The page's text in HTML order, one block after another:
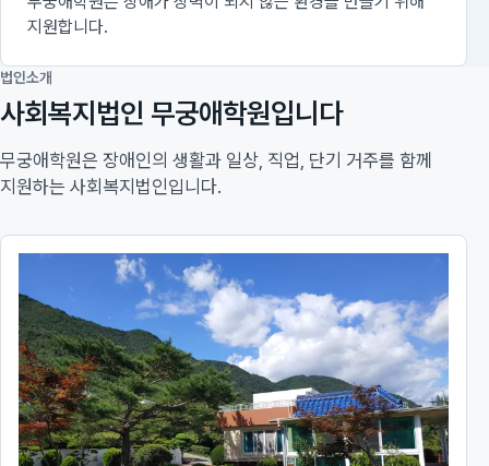
지원합니다.
법인소개
사회복지법인 무궁애학원입니다
무궁애학원은 장애인의 생활과 일상, 직업, 단기 거주를 함께
지원하는 사회복지법인입니다.